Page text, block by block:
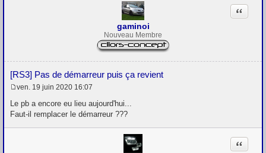
gaminoi
Nouveau Membre
[RS3] Pas de démarreur puis ça revient
Citation
e
s
a
ven. 19 juin 2020 16:07
Le pb a encore eu lieu aujourd'hui...
Faut-il remplacer le démarreur ???
Citation